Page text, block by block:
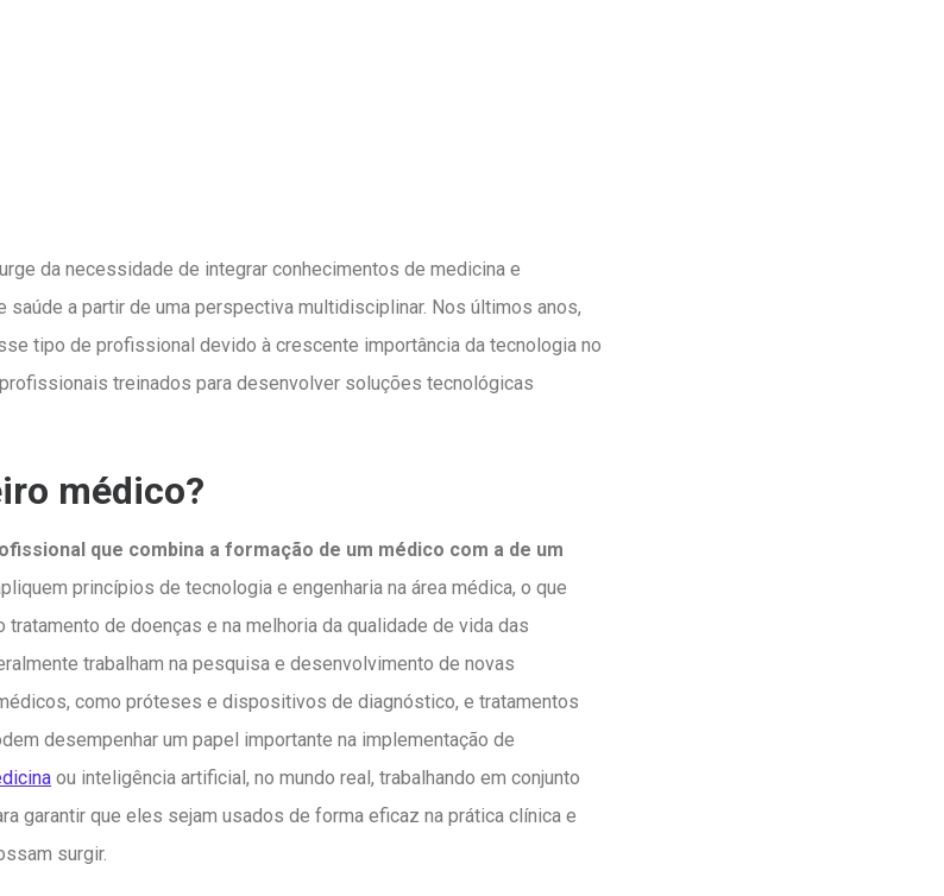
da necessidade de integrar conhecimentos de medicina e
saúde a partir de uma perspectiva multidisciplinar. Nos últimos anos,
tipo de profissional devido à crescente importância da tecnologia no
treinados para desenvolver soluções tecnológicas
médico?
que combina a formação de um médico com a de um
princípios de tecnologia e engenharia na área médica, o que
de doenças e na melhoria da qualidade de vida das
trabalham na pesquisa e desenvolvimento de novas
como próteses e dispositivos de diagnóstico, e tratamentos
desempenhar um papel importante na implementação de
ou inteligência artificial, no mundo real, trabalhando em conjunto
garantir que eles sejam usados de forma eficaz na prática clínica e
surgir.